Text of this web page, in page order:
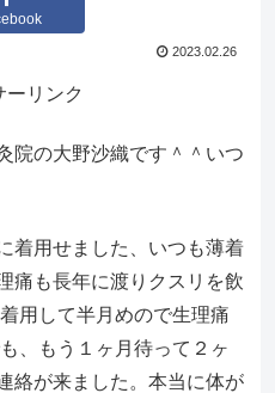
2023.02.26
ーリンク
院の大野沙織です＾＾いつ
着用せました、いつも薄着
痛も長年に渡りクスリを飲
用して半月めので生理痛
、もう１ヶ月待って２ヶ
絡が来ました。本当に体が